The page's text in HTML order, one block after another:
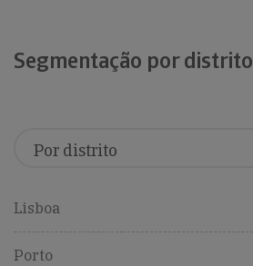
Segmentação por distrito
Lisboa
Porto